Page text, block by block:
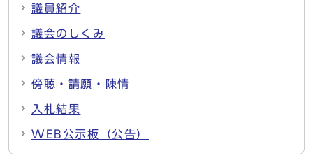
議員紹介
議会のしくみ
議会情報
傍聴・請願・陳情
入札結果
WEB公示板（公告）